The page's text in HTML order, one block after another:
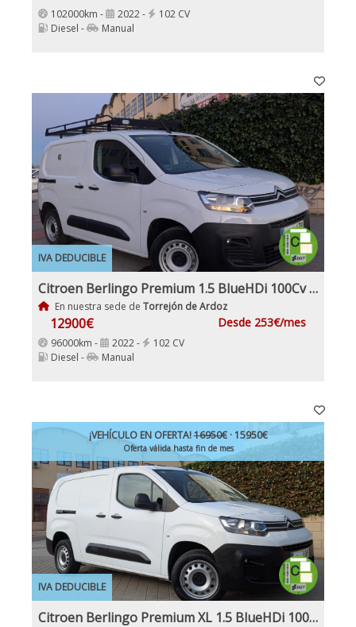
102000km - 2022 -
102 CV
Diesel -
Manual
IVA DEDUCIBLE
Citroen Berlingo Premium 1.5 BlueHDi 100Cv IVA y Garantía Inc Nacional 1Dueño
En nuestra sede de Torrejón de Ardoz
12900€ Desde 253€/mes
96000km - 2022 -
102 CV
Diesel -
Manual
IVA DEDUCIBLE
¡VEHÍCULO EN OFERTA!16950€· 15950€
Oferta válida hasta fin de mes
Citroen Berlingo Premium XL 1.5 BlueHDi 100Cv Etiqueta C IVA Garantía Incl Nacional